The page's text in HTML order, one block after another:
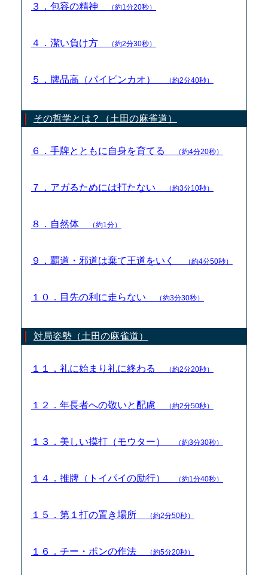
３．包容の精神 （約1分20秒）
４．潔い負け方 （約2分30秒）
５．牌品高（パイピンカオ） （約2分40秒）
その哲学とは？（土田の麻雀道）
６．手牌とともに自身を育てる （約4分20秒）
７．アガるためには打たない （約3分10秒）
８．自然体 （約1分）
９．覇道・邪道は棄て王道をいく （約4分50秒）
１０．目先の利に走らない （約3分30秒）
対局姿勢（土田の麻雀道）
１１．礼に始まり礼に終わる （約2分20秒）
１２．年長者への敬いと配慮 （約2分50秒）
１３．美しい摸打（モウター） （約3分30秒）
１４．推牌（トイパイの励行） （約1分40秒）
１５．第１打の置き場所 （約2分50秒）
１６．チー・ポンの作法 （約5分20秒）